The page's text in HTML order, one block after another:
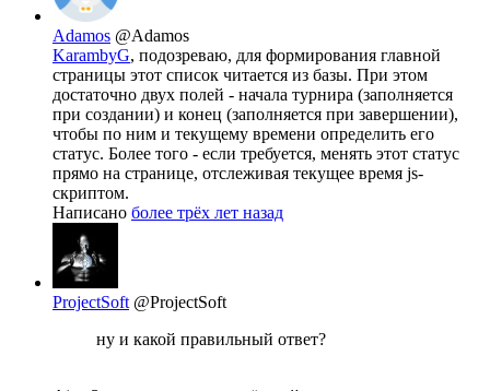
Adamos @Adamos
KarambyG, подозреваю, для формирования главной
страницы этот список читается из базы. При этом
достаточно двух полей - начала турнира (заполняется
при создании) и конец (заполняется при завершении),
чтобы по ним и текущему времени определить его
статус. Более того - если требуется, менять этот статус
прямо на странице, отслеживая текущее время js-
скриптом.
Написано более трёх лет назад
ProjectSoft @ProjectSoft
ну и какой правильный ответ?